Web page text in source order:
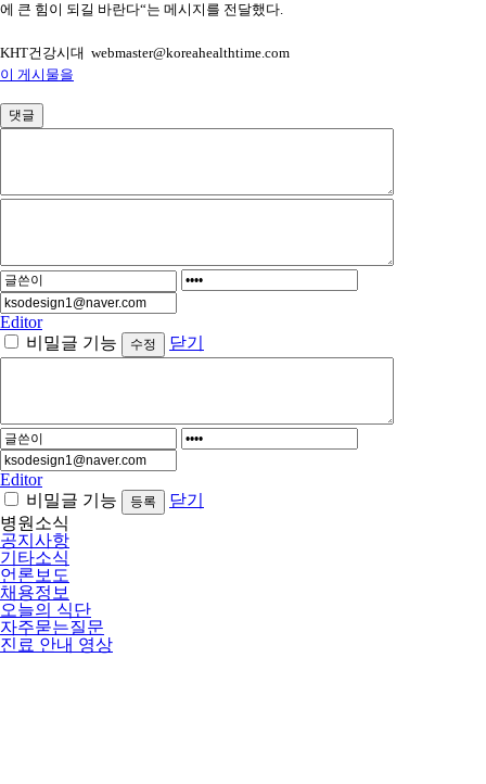
에 큰 힘이 되길 바란다“는 메시지를 전달했다.
KHT건강시대 webmaster@koreahealthtime.com
이 게시물을
댓글
Editor
비밀글 기능
닫기
Editor
비밀글 기능
닫기
병원소식
공지사항
기타소식
언론보도
채용정보
오늘의 식단
자주묻는질문
진료 안내 영상